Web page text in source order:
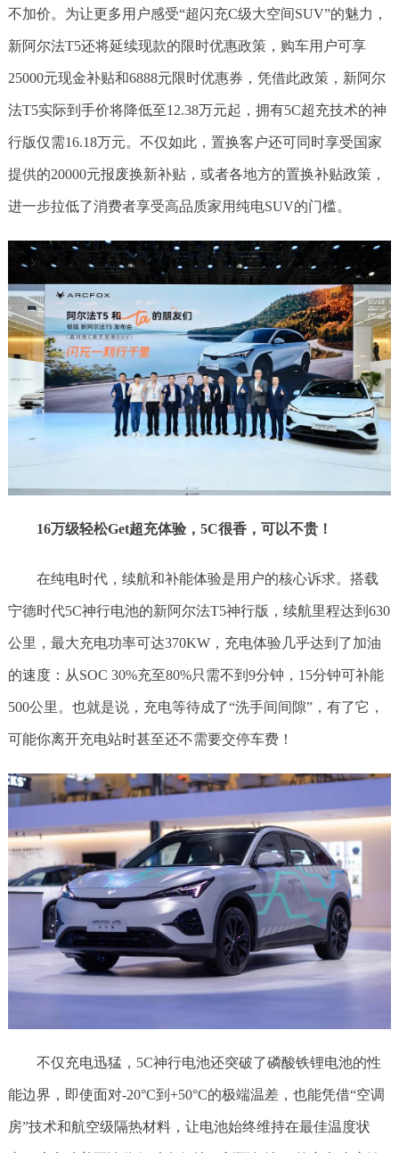
不加价。为让更多用户感受“超闪充C级大空间SUV”的魅力，
新阿尔法T5还将延续现款的限时优惠政策，购车用户可享
25000元现金补贴和6888元限时优惠券，凭借此政策，新阿尔
法T5实际到手价将降低至12.38万元起，拥有5C超充技术的神
行版仅需16.18万元。不仅如此，置换客户还可同时享受国家
提供的20000元报废换新补贴，或者各地方的置换补贴政策，
进一步拉低了消费者享受高品质家用纯电SUV的门槛。
16万级轻松Get超充体验，5C很香，可以不贵！
在纯电时代，续航和补能体验是用户的核心诉求。搭载
宁德时代5C神行电池的新阿尔法T5神行版，续航里程达到630
公里，最大充电功率可达370KW，充电体验几乎达到了加油
的速度：从SOC 30%充至80%只需不到9分钟，15分钟可补能
500公里。也就是说，充电等待成了“洗手间间隙”，有了它，
可能你离开充电站时甚至还不需要交停车费！
不仅充电迅猛，5C神行电池还突破了磷酸铁锂电池的性
能边界，即使面对-20°C到+50°C的极端温差，也能凭借“空调
房”技术和航空级隔热材料，让电池始终维持在最佳温度状